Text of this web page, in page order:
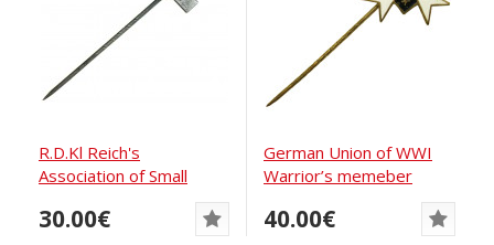
R.D.Kl Reich's
Association of Small
30.00€
German Union of WWI
Warrior’s memeber
40.00€